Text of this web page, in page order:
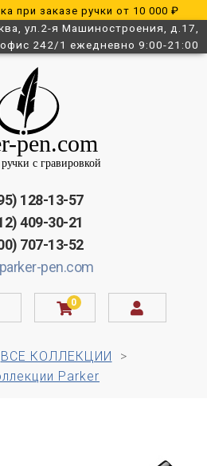
при заказе ручки от 10 000 ₽
ул.2-я Машиностроения, д.17,
242/1 ежедневно 9:00-21:00
128-13-57
409-30-21
707-13-52
pen.com
0
ВСЕ КОЛЛЕКЦИИ
Parker